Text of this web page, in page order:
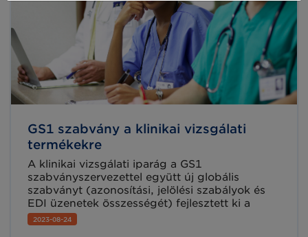
GS1 szabvány a klinikai vizsgálati
termékekre
A klinikai vizsgálati iparág a GS1
szabványszervezettel együtt új globális
szabványt (azonosítási, jelölési szabályok és
EDI üzenetek összességét) fejlesztett ki a
vizsgálati termékek következetes
azonosítására, jelölésére és adatmegosztására,
2023-08-24